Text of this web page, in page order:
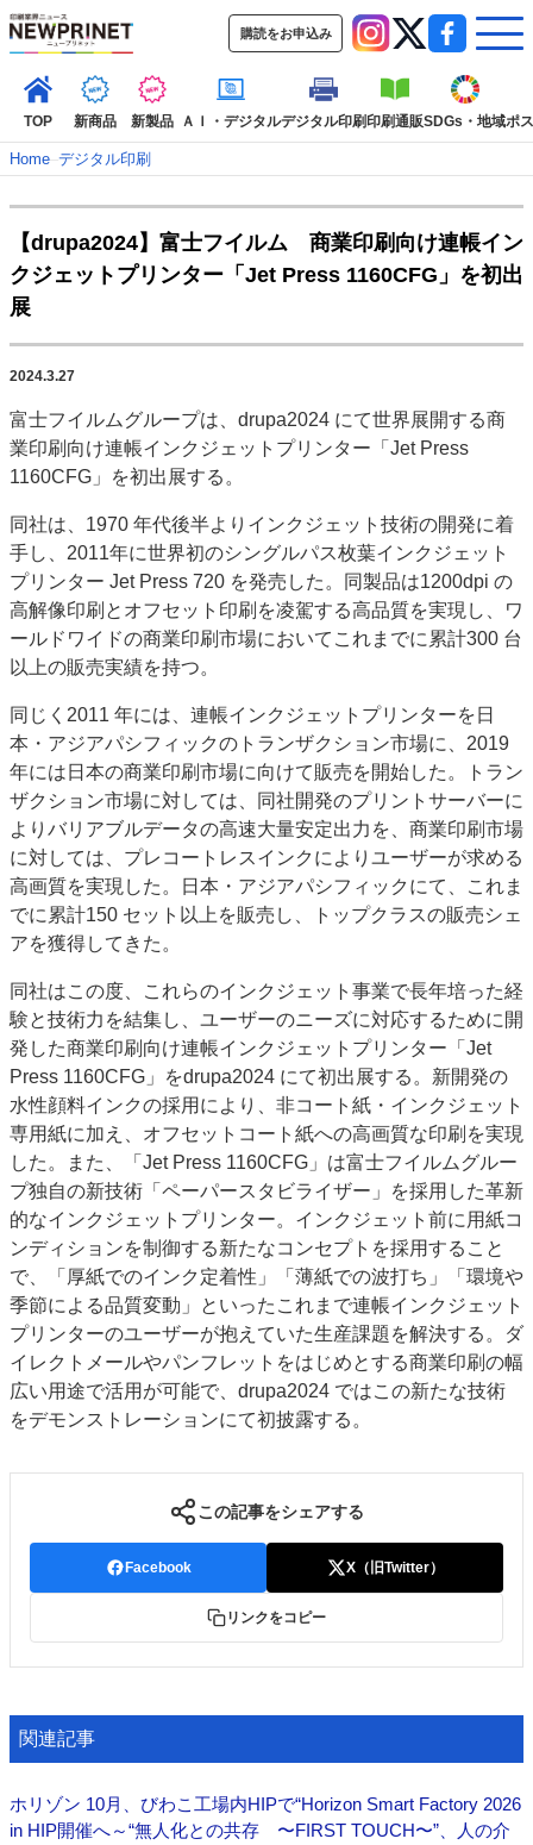
購読をお申込み
TOP 新商品 新製品 ＡＩ・デジタルデジタル印刷印刷通販SDGs・地域ポ
TOP
新着記事 特集記事
インタビュー
コレクション
新商品
SDGs・地域
ポストプレス
市場・統計
人事・移転・異動・訃報
特集記事カテゴリー一覧
2022 見える化・MIS特集
特集・デジタル印刷 アイデアで勝負！ ～多様なビジネス・多彩な商材～
JAPAN PACK 2023 特集
中古印刷機・製本機特集
2022 検査・校正特集
特集・デジタル印刷 ～ 新成長軌道を描く
案内
発刊案内
JFPI印刷用語集 印刷機材年鑑
運営
会社案内
購読・購入申し込み
サイトポリシー
お問い合わせ
Home–デジタル印刷
【drupa2024】富士フイルム 商業印刷向け連帳イン
クジェットプリンター「Jet Press 1160CFG」を初出
展
2024.3.27
富士フイルムグループは、drupa2024 にて世界展開する商
業印刷向け連帳インクジェットプリンター「Jet Press
1160CFG」を初出展する。
同社は、1970 年代後半よりインクジェット技術の開発に着
手し、2011年に世界初のシングルパス枚葉インクジェット
プリンター Jet Press 720 を発売した。同製品は1200dpi の
高解像印刷とオフセット印刷を凌駕する高品質を実現し、ワ
ールドワイドの商業印刷市場においてこれまでに累計300 台
以上の販売実績を持つ。
同じく2011 年には、連帳インクジェットプリンターを日
本・アジアパシフィックのトランザクション市場に、2019
年には日本の商業印刷市場に向けて販売を開始した。トラン
ザクション市場に対しては、同社開発のプリントサーバーに
よりバリアブルデータの高速大量安定出力を、商業印刷市場
に対しては、プレコートレスインクによりユーザーが求める
高画質を実現した。日本・アジアパシフィックにて、これま
でに累計150 セット以上を販売し、トップクラスの販売シェ
アを獲得してきた。
同社はこの度、これらのインクジェット事業で長年培った経
験と技術力を結集し、ユーザーのニーズに対応するために開
発した商業印刷向け連帳インクジェットプリンター「Jet
Press 1160CFG」をdrupa2024 にて初出展する。新開発の
水性顔料インクの採用により、非コート紙・インクジェット
専用紙に加え、オフセットコート紙への高画質な印刷を実現
した。また、「Jet Press 1160CFG」は富士フイルムグルー
プ独自の新技術「ペーパースタビライザー」を採用した革新
的なインクジェットプリンター。インクジェット前に用紙コ
ンディションを制御する新たなコンセプトを採用すること
で、「厚紙でのインク定着性」「薄紙での波打ち」「環境や
季節による品質変動」といったこれまで連帳インクジェット
プリンターのユーザーが抱えていた生産課題を解決する。ダ
イレクトメールやパンフレットをはじめとする商業印刷の幅
広い用途で活用が可能で、drupa2024 ではこの新たな技術
をデモンストレーションにて初披露する。
この記事をシェアする
Facebook X（旧Twitter）
リンクをコピー
関連記事
ホリゾン 10月、びわこ工場内HIPで“Horizon Smart Factory 2026
in HIP開催へ～“無人化との共存 〜FIRST TOUCH〜”、人の介